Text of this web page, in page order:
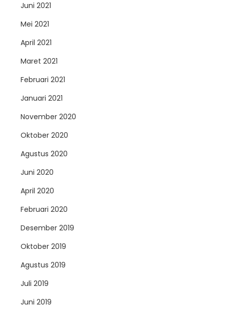
Juni 2021
Mei 2021
April 2021
Maret 2021
Februari 2021
Januari 2021
November 2020
Oktober 2020
Agustus 2020
Juni 2020
April 2020
Februari 2020
Desember 2019
Oktober 2019
Agustus 2019
Juli 2019
Juni 2019